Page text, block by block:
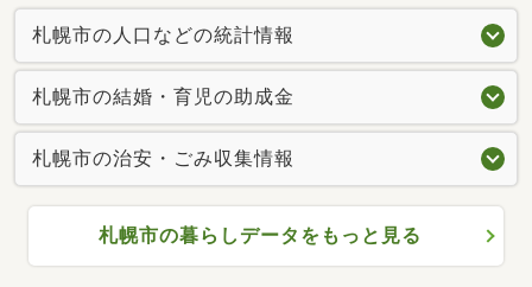
札幌市の人口などの統計情報
札幌市の結婚・育児の助成金
札幌市の治安・ごみ収集情報
札幌市の暮らしデータをもっと見る